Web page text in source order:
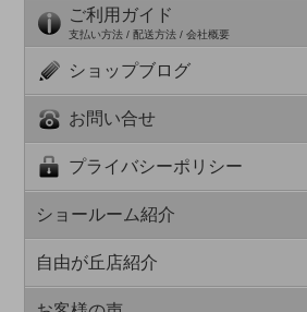
ご利用ガイド
支払い方法 / 配送方法 / 会社概要
ショップブログ
お問い合せ
プライバシーポリシー
ショールーム紹介
自由が丘店紹介